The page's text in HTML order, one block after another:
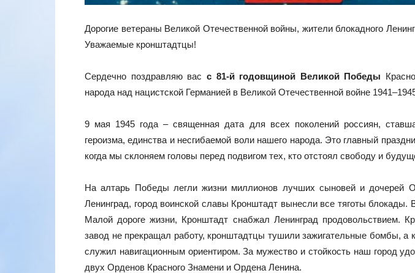
Дорогие ветераны Великой Отечественной войны, жители блокадного
Уважаемые кронштадтцы!
Сердечно поздравляю вас с 81-й годовщиной Великой Победы
народа над нацистской Германией в Великой Отечественной войне
9 мая 1945 года – священная дата для всех поколений россиян,
героизма, единства и несгибаемой воли нашего народа. Это главный
когда мы склоняем головы перед подвигом тех, кто отстоял свободу и
На алтарь Победы легли жизни миллионов лучших сыновей и дочерей
Ленинград, город воинской славы Кронштадт вынесли все тяготы блокады.
Малой дороге жизни, Кронштадт снабжал Ленинград продовольствием.
завод не прекращал работу, кронштадтцы тушили зажигательные бомбы, а
служил навигационным ориентиром. За мужество и стойкость наш город
двух Орденов Красного Знамени и Ордена Ленина.